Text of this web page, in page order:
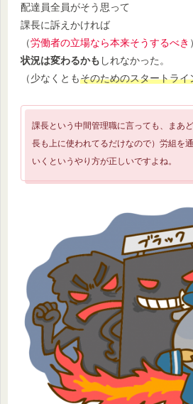
配達員全員がそう思って
課長に訴えかければ
（労働者の立場なら本来そうするべき ）
状況は変わるかも しれなかった。
（少なくともそのためのスタートライ
課長という中間管理職に言っても、まあ
長も上に使われてるだけなので）労組を
いくというやり方が正しいですよね。